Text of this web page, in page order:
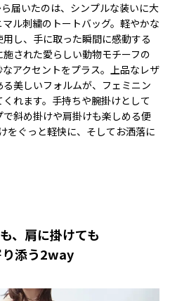
ら届いたのは、シンプルな装いに大
ル刺繍のトートバッグ。軽やかな
し、手に取った瞬間に感動する
された愛らしい動物モチーフの
アクセントをプラス。上品なレザ
美しいフォルムが、フェミニン
れます。手持ちや腕掛けとして
斜め掛けや肩掛けも楽しめる便
をぐっと軽快に、そしてお洒落に
、肩に掛けても
り添う2way